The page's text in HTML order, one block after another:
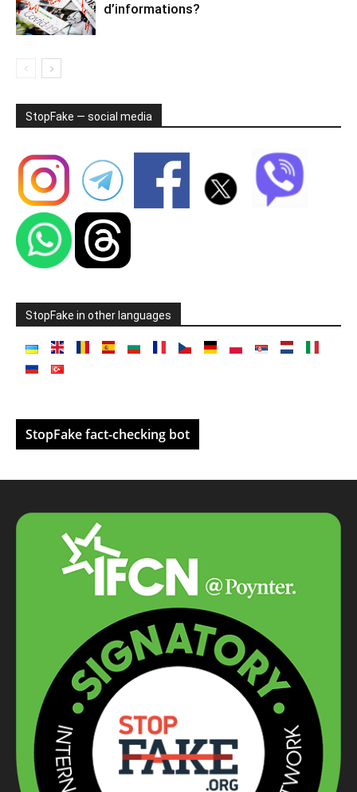
d’informations?
StopFake — social media
StopFake in other languages
StopFake fact-checking bot